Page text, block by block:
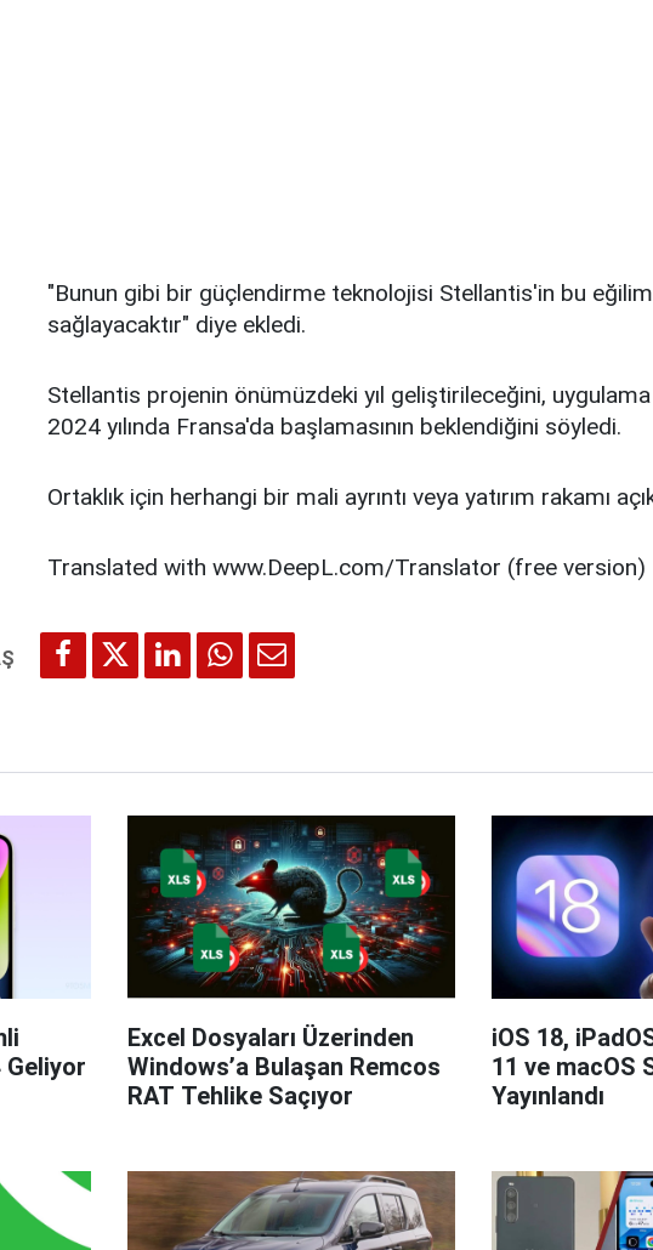
"Bunun gibi bir güçlendirme teknolojisi Stellantis'in bu
sağlayacaktır" diye ekledi.
Stellantis projenin önümüzdeki yıl geliştirileceğini,
2024 yılında Fransa'da başlamasının beklendiğini söyledi.
Ortaklık için herhangi bir mali ayrıntı veya yatırım rakamı
Translated with www.DeepL.com/Translator (free version)
Geliyor
Excel Dosyaları Üzerinden
Windows’a Bulaşan Remcos
RAT Tehlike Saçıyor
iOS 18,
11 ve macOS
Yayınlandı